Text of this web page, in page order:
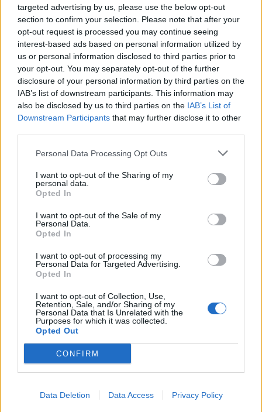
targeted advertising by us, please use the below opt-out
section to confirm your selection. Please note that after your
opt-out request is processed you may continue seeing
interest-based ads based on personal information utilized by
us or personal information disclosed to third parties prior to
your opt-out. You may separately opt-out of the further
disclosure of your personal information by third parties on the
IAB’s list of downstream participants. This information may
also be disclosed by us to third parties on the IAB’s List of
Downstream Participants that may further disclose it to other
Personal Data Processing Opt Outs
I want to opt-out of the Sharing of my
personal data.
Opted In
I want to opt-out of the Sale of my
Personal Data.
Opted In
I want to opt-out of processing my
Personal Data for Targeted Advertising.
Opted In
I want to opt-out of Collection, Use,
Retention, Sale, and/or Sharing of my
Personal Data that Is Unrelated with the
Purposes for which it was collected.
Opted Out
CONFIRM
Data Deletion Data Access Privacy Policy
Surveiller la maturité
Certains fruits, comme les avocats, les bananes ou les
tomates, continuent à mûrir après la récolte. Il est
important de suivre leur évolution pour les
consommer à point. Si vous souhaitez ralentir leur
maturation, placez-les au réfrigérateur dès qu’ils
atteignent la maturité souhaitée.
en papier avec une pomme ou une banane, qui
émettent de l’éthylène, un gaz naturel favorisant la
maturation.
Consommer avant qu’ils ne se détériorent
Il est essentiel de planifier la consommation de vos
fruits et légumes en fonction de leur durée de
conservation. Par exemple, consommez rapidement
les fraises ou les feuilles de salade, qui se détériorent
en quelques jours, et gardez plus longtemps les
pommes de terre ou les carottes.
Une bonne gestion permet d’éviter le gaspillage
alimentaire et de profiter pleinement de la saveur et
des qualités nutritionnelles de chaque produit.
Conclusion